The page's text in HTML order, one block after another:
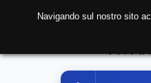
Navigando sul nostro sito